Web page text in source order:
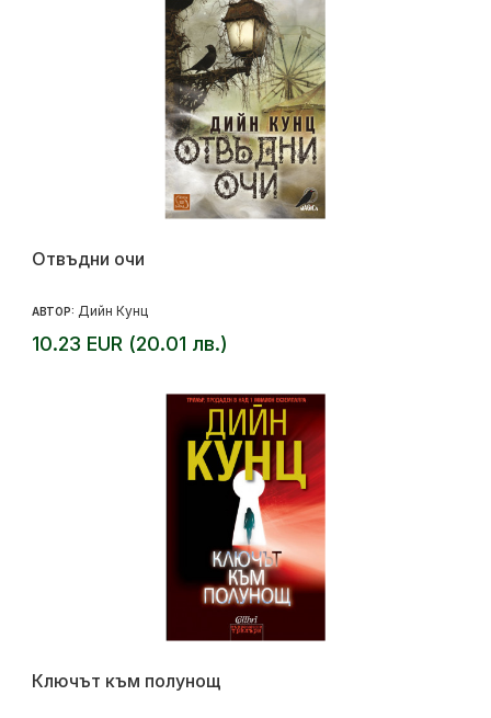
Отвъдни очи
АВТОР: Дийн Кунц
10.23 EUR (20.01 лв.)
Ключът към полунощ